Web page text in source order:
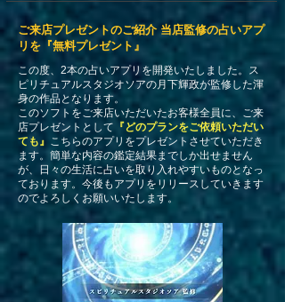
​ご来店プレゼントのご紹介 当店監修の占いアプ
リを『無料プレゼント』
この度、2本の占いアプリを開発いたしました。ス
ピリチュアルスタジオソアの月下輝政が監修した渾
身の作品となります。
このソフトをご来店いただいたお客様全員に、ご来
店プレゼントとして 『どのプランをご依頼いただい
ても』 こちらのアプリをプレゼントさせていただき
ます。簡単な内容の鑑定結果までしか出せません
が、日々の生活に占いを取り入れやすいものとなっ
ております。今後もアプリをリリースしていきます
のでよろしくお願いいたします。